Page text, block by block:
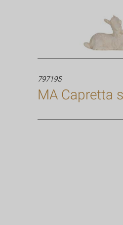
797195
MA Capretta